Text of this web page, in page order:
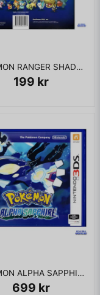
POKEMON RANGER SHADOWS OF ALMIA THE OFFICIAL POKEMON STRATEGY GUIDE
199 kr
POKEMON ALPHA SAPPHIRE 3DS
699 kr